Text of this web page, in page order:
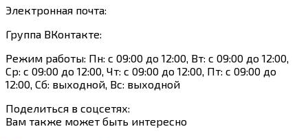
Электронная почта:
Группа ВКонтакте:
Режим работы: Пн: с 09:00 до 12:00, Вт: с 09:00 до 12:00,
Ср: с 09:00 до 12:00, Чт: с 09:00 до 12:00, Пт: с 09:00 до
12:00, Сб: выходной, Вс: выходной
Поделиться в соцсетях:
Вам также может быть интересно